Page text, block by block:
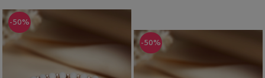
-50%
-50%